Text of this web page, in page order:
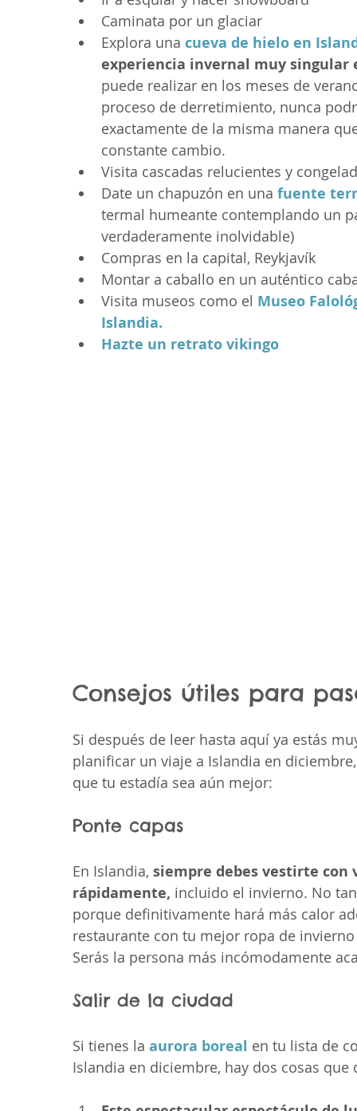
Caminata por un glaciar
Explora una cueva de hielo en
experiencia invernal muy singular
puede realizar en los meses de
proceso de derretimiento, nunca
exactamente de la misma manera
constante cambio.
Visita cascadas relucientes y
Date un chapuzón en una fuente
termal humeante contemplando un
verdaderamente inolvidable)
Compras en la capital, Reykjavík
Montar a caballo en un auténtico
Visita museos como el Museo
Islandia.
Hazte un retrato vikingo
Consejos útiles para
Si después de leer hasta aquí ya estás
planificar un viaje a Islandia en
que tu estadía sea aún mejor:
Ponte capas
En Islandia, siempre debes vestirte con
rápidamente, incluido el invierno. No
porque definitivamente hará más calor
restaurante con tu mejor ropa de
Serás la persona más incómodamente
Salir de la ciudad
Si tienes la aurora boreal en tu lista de
Islandia en diciembre, hay dos cosas que